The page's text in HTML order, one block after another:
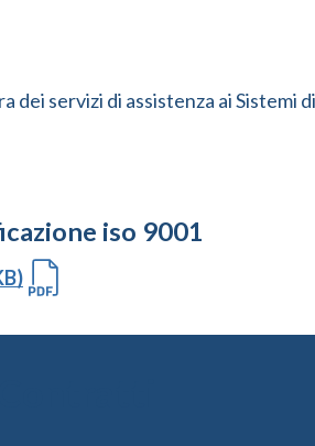
dei servizi di assistenza ai Sistemi
iso 9001